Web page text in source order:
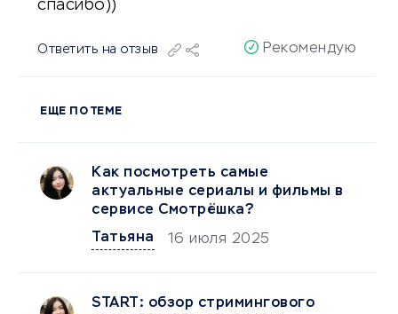
спасибо))
Ответить на отзыв Рекомендую
ЕЩЕ ПО ТЕМЕ
Как посмотреть самые
актуальные сериалы и фильмы в
сервисе Смотрёшка?
Татьяна
16 июля 2025
START: обзор стримингового